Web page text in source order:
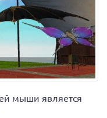
мыши является